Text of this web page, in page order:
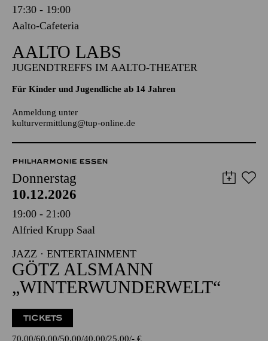
Mittwoch
09.12.2026
17:30 - 19:00
Aalto-Cafeteria
AALTO LABS
Für Kinder und Jugendliche ab 14 Jahren
kulturvermittlung@tup-online.de
PHILHARMONIE ESSEN
Donnerstag
10.12.2026
19:00 - 21:00
Alfried Krupp Saal
JAZZ · ENTERTAINMENT
GÖTZ ALSMANN
„WINTER­WUNDERWELT“